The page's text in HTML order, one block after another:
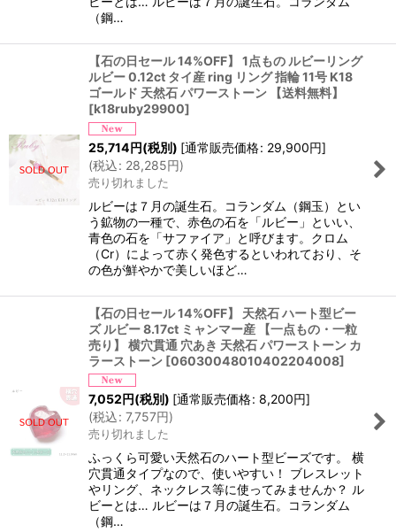
（鋼…
【石の日セール 14%OFF】 1点もの ルビーリング
ルビー 0.12ct タイ産 ring リング 指輪 11号 K18
ゴールド 天然石 パワーストーン 【送料無料】
[k18ruby29900]
25,714円(税別) [通常販売価格: 29,900円]
(税込: 28,285円)
売り切れました
ルビーは７月の誕生石。コランダム（鋼玉）とい
う鉱物の一種で、赤色の石を「ルビー」といい、
青色の石を「サファイア」と呼びます。クロム
（Cr）によって赤く発色するといわれており、そ
の色が鮮やかで美しいほど…
【石の日セール 14%OFF】 天然石 ハート型ビー
ズ ルビー 8.17ct ミャンマー産 【一点もの・一粒
売り】 横穴貫通 穴あき 天然石 パワーストーン カ
ラーストーン [06030048010402204008]
7,052円(税別) [通常販売価格: 8,200円]
(税込: 7,757円)
売り切れました
ふっくら可愛い天然石のハート型ビーズです。 横
穴貫通タイプなので、使いやすい！ ブレスレット
やリング、ネックレス等に使ってみませんか？ ル
ビーとは… ルビーは７月の誕生石。コランダム
（鋼…